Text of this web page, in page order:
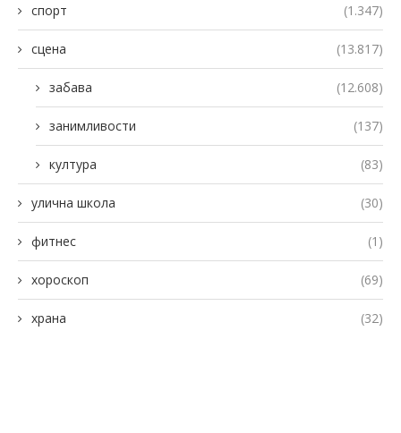
спорт (1.347)
сцена (13.817)
забава (12.608)
занимливости (137)
култура (83)
улична школа (30)
фитнес (1)
хороскоп (69)
храна (32)